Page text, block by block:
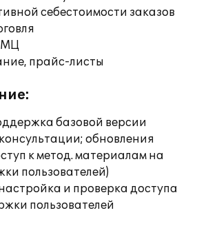
себестоимости заказов
прайс-листы
базовой версии
обновления
к метод. материалам на
пользователей)
и проверка доступа
пользователей